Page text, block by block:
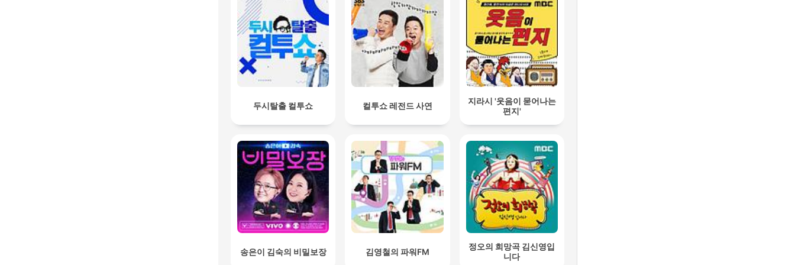
두시탈출 컬투쇼 컬투쇼 레전드 사연
지라시 '웃음이 묻어나는
편지'
송은이 김숙의 비밀보장 김영철의 파워FM
정오의 희망곡 김신영입
니다